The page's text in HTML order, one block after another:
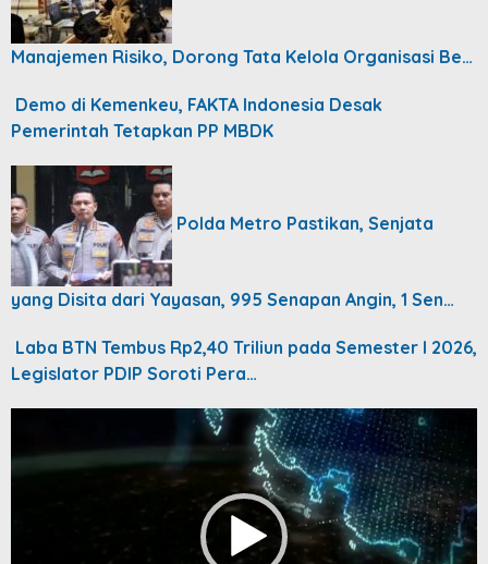
Manajemen Risiko, Dorong Tata Kelola Organisasi Be…
Demo di Kemenkeu, FAKTA Indonesia Desak
Pemerintah Tetapkan PP MBDK
Polda Metro Pastikan, Senjata
yang Disita dari Yayasan, 995 Senapan Angin, 1 Sen…
Laba BTN Tembus Rp2,40 Triliun pada Semester I 2026,
Legislator PDIP Soroti Pera…